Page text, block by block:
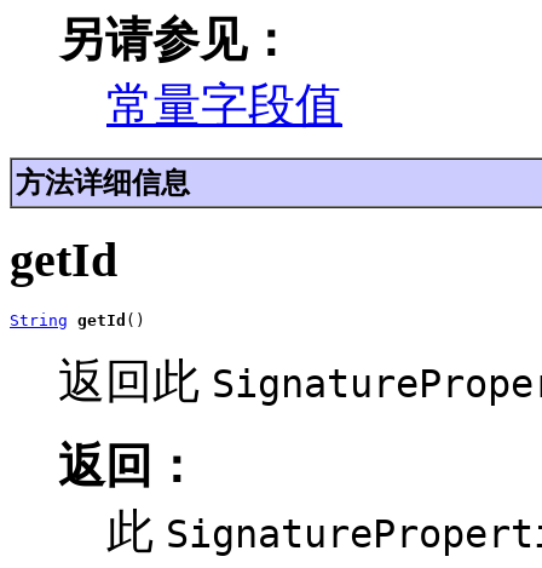
另请参见：
常量字段值
方法详细信息
getId
String getId ()
返回此
返回：
此